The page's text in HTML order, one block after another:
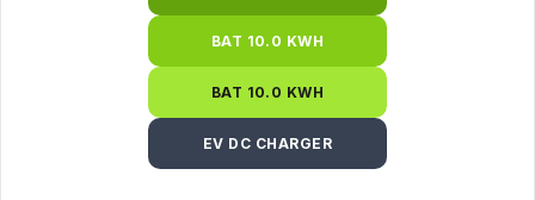
BAT 10.0 KWH
BAT 10.0 KWH
EV DC CHARGER